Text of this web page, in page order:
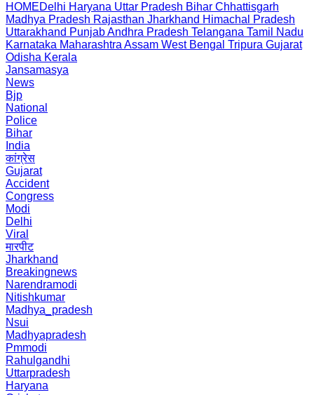
HOMEDelhi Haryana Uttar Pradesh Bihar Chhattisgarh
Madhya Pradesh Rajasthan Jharkhand Himachal Pradesh
Uttarakhand PunjabAndhra Pradesh Telangana Tamil Nadu
Karnataka Maharashtra Assam West Bengal Tripura Gujarat
Odisha Kerala
Jansamasya
News
Bjp
National
Police
Bihar
India
कांग्रेस
Gujarat
Accident
Congress
Modi
Delhi
Viral
मारपीट
Jharkhand
Breakingnews
Narendramodi
Nitishkumar
Madhya_pradesh
Nsui
Madhyapradesh
Pmmodi
Rahulgandhi
Uttarpradesh
Haryana